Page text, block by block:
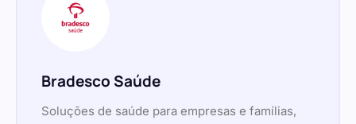
Bradesco Saúde
Soluções de saúde para empresas e famílias,